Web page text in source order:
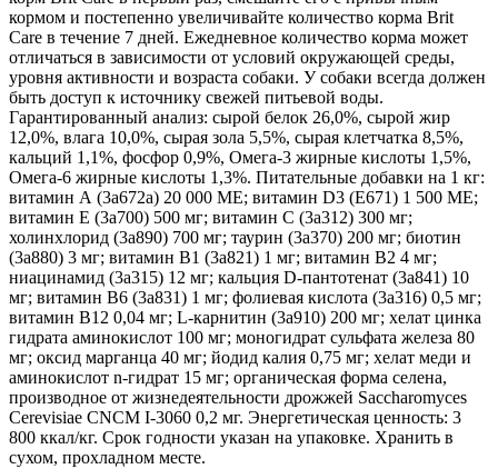
кормом и постепенно увеличивайте количество корма Brit
Care в течение 7 дней. Ежедневное количество корма может
отличаться в зависимости от условий окружающей среды,
уровня активности и возраста собаки. У собаки всегда должен
быть доступ к источнику свежей питьевой воды.
Гарантированный анализ: сырой белок 26,0%, сырой жир
12,0%, влага 10,0%, сырая зола 5,5%, сырая клетчатка 8,5%,
кальций 1,1%, фосфор 0,9%, Омега-3 жирные кислоты 1,5%,
Омега-6 жирные кислоты 1,3%. Питательные добавки на 1 кг:
витамин А (3a672a) 20 000 ME; витамин D3 (E671) 1 500 ME;
витамин E (3a700) 500 мг; витамин С (3a312) 300 мг;
холинхлорид (3a890) 700 мг; таурин (3a370) 200 мг; биотин
(3a880) 3 мг; витамин В1 (3a821) 1 мг; витамин В2 4 мг;
ниацинамид (3a315) 12 мг; кальция D-пантотенат (3a841) 10
мг; витамин В6 (3a831) 1 мг; фолиевая кислота (3a316) 0,5 мг;
витамин В12 0,04 мг; L-карнитин (3a910) 200 мг; хелат цинка
гидрата аминокислот 100 мг; моногидрат сульфата железа 80
мг; оксид марганца 40 мг; йодид калия 0,75 мг; хелат меди и
аминокислот n-гидрат 15 мг; органическая форма селена,
производное от жизнедеятельности дрожжей Saccharomyces
Cerevisiae CNCM I-3060 0,2 мг. Энергетическая ценность: 3
800 ккал/кг. Срок годности указан на упаковке. Хранить в
сухом, прохладном месте.